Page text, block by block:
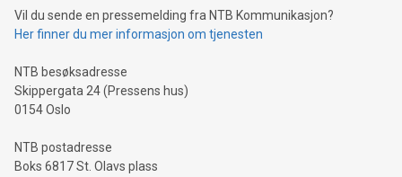
Vil du sende en pressemelding fra NTB Kommunikasjon?
Her finner du mer informasjon om tjenesten
NTB besøksadresse
Skippergata 24 (Pressens hus)
0154 Oslo
NTB postadresse
Boks 6817 St. Olavs plass